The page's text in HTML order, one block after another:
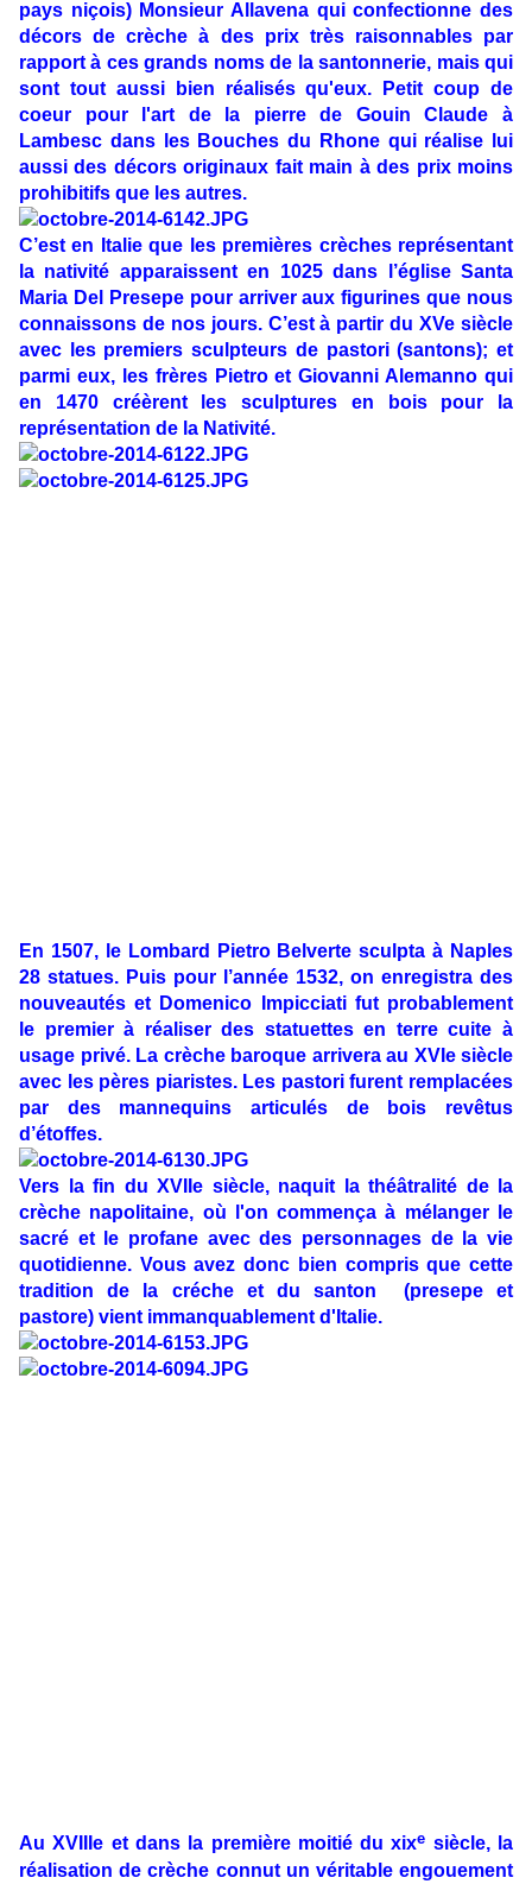
pays niçois) Monsieur Allavena qui confectionne des
décors de crèche à des prix très raisonnables par
rapport à ces grands noms de la santonnerie, mais qui
sont tout aussi bien réalisés qu'eux.
Petit coup de
coeur pour l'art de la pierre de Gouin Claude à
Lambesc dans les Bouches du Rhone qui réalise lui
aussi des décors originaux fait main à des prix moins
prohibitifs que les autres.
C’est en Italie que les premières crèches représentant
la nativité apparaissent en 1025 dans l’église Santa
Maria Del Presepe pour arriver aux figurines que nous
connaissons de nos jours. C’est à partir du XVe siècle
avec les premiers sculpteurs de pastori (santons); et
parmi eux, les frères Pietro et Giovanni Alemanno qui
en
1470
créèrent les sculptures en bois pour la
représentation de la Nativité.
En 1507, le Lombard Pietro Belverte sculpta à Naples
28 statues. Puis pour l’année 1532, on enregistra des
nouveautés et Domenico Impicciati fut probablement
le premier à réaliser des statuettes en terre cuite à
usage privé. La crèche baroque arrivera au XVIe siècle
avec les pères piaristes. Les pastori furent remplacées
par des mannequins articulés de bois revêtus
d’étoffes.
Vers la fin du XVIIe siècle, naquit la théâtralité de la
crèche napolitaine, où l'on commença à mélanger le
sacré et le profane avec des personnages de la vie
quotidienne. Vous avez donc bien compris que cette
tradition de la créche et du santon (presepe et
pastore) vient immanquablement d'Italie.
Au XVIIIe et dans la première moitié du xixe siècle, la
réalisation de crèche connut un véritable engouement